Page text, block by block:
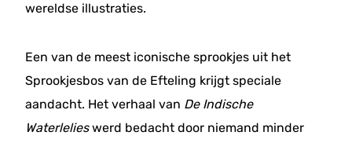
wereldse illustraties.
Een van de meest iconische sprookjes uit het
Sprookjesbos van de Efteling krijgt speciale
aandacht. Het verhaal van De Indische
Waterlelieswerd bedacht door niemand minder